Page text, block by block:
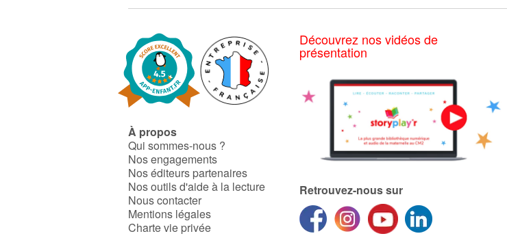
À propos
Qui sommes-nous ?
Nos engagements
Nos éditeurs partenaires
Nos outils d'aide à la lecture
Nous contacter
Mentions légales
Charte vie privée
Découvrez nos vidéos de
présentation
Retrouvez-nous sur